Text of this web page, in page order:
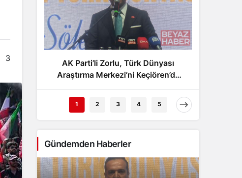
Gece Modu
Gece modunu seçin.
Sistem Modu
Sistem modunu seçin.
3
AK Parti’li Zorlu, Türk Dünyası
Araştırma Merkezi’ni Keçiören’de
kuracak
1 2 3 4 5
Gündemden Haberler